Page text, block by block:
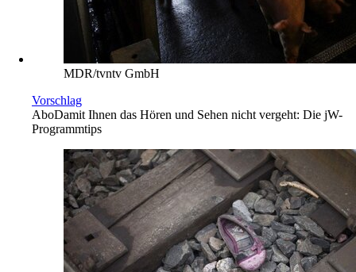
MDR/tvntv GmbH
Vorschlag
AboDamit Ihnen das Hören und Sehen nicht vergeht: Die jW-
Programmtips